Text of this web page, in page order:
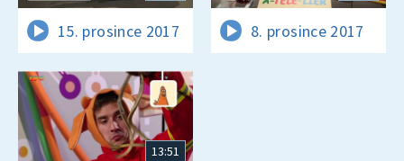
15. prosince 2017 8. prosince 2017
13:51